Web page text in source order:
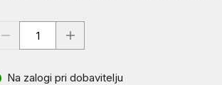
Na zalogi pri dobavitelju